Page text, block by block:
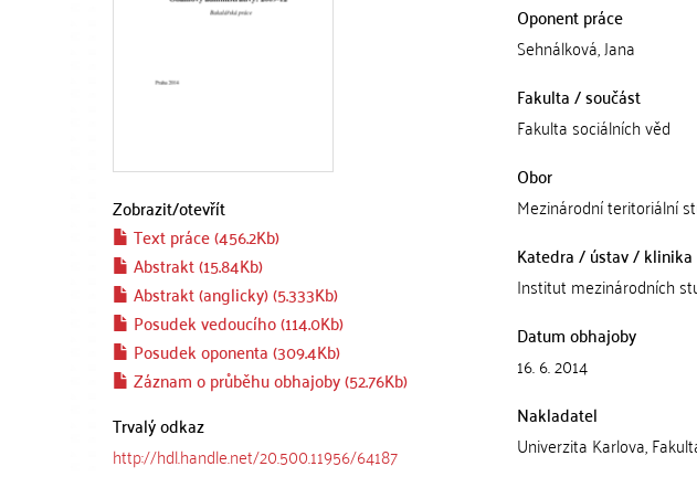
Zobrazit/otevřít
Text práce (456.2Kb)
Abstrakt (15.84Kb)
Abstrakt (anglicky) (5.333Kb)
Posudek vedoucího (114.0Kb)
Posudek oponenta (309.4Kb)
Záznam o průběhu obhajoby (52.76Kb)
Trvalý odkaz
http://hdl.handle.net/20.500.11956/64187
Oponent práce
Sehnálková, Jana
Fakulta / součást
Fakulta sociálních věd
Obor
Mezinárodní teritoriální
Katedra / ústav / klinika
Institut mezinárodních
Datum obhajoby
16. 6. 2014
Nakladatel
Univerzita Karlova,